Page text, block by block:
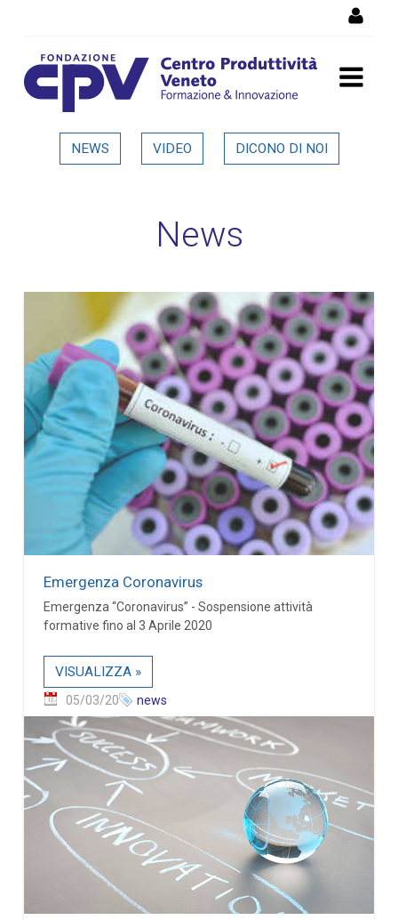
Dettaglio in evidenza
NEWS VIDEO DICONO DI NOI
News
Emergenza Coronavirus
Emergenza “Coronavirus” - Sospensione attività
formative fino al 3 Aprile 2020
VISUALIZZA »
05/03/20 news